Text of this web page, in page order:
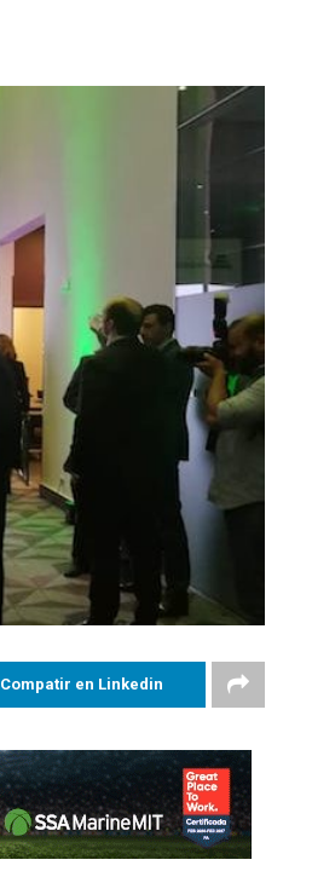
Compatir en Linkedin